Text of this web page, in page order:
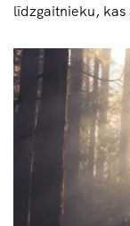
līdzgaitnieku,